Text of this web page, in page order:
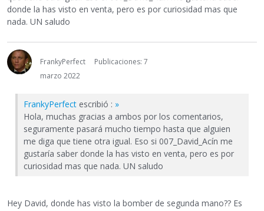
donde la has visto en venta, pero es por curiosidad mas que
nada. UN saludo
FrankyPerfect
Publicaciones: 7
marzo 2022
FrankyPerfect escribió : »
Hola, muchas gracias a ambos por los comentarios,
seguramente pasará mucho tiempo hasta que alguien
me diga que tiene otra igual. Eso si 007_David_Acín me
gustaría saber donde la has visto en venta, pero es por
curiosidad mas que nada. UN saludo
Hey David, donde has visto la bomber de segunda mano?? Es